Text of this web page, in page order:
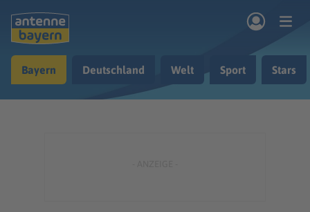
Musik & Radio
Bayern Deutschland Welt Sport Stars